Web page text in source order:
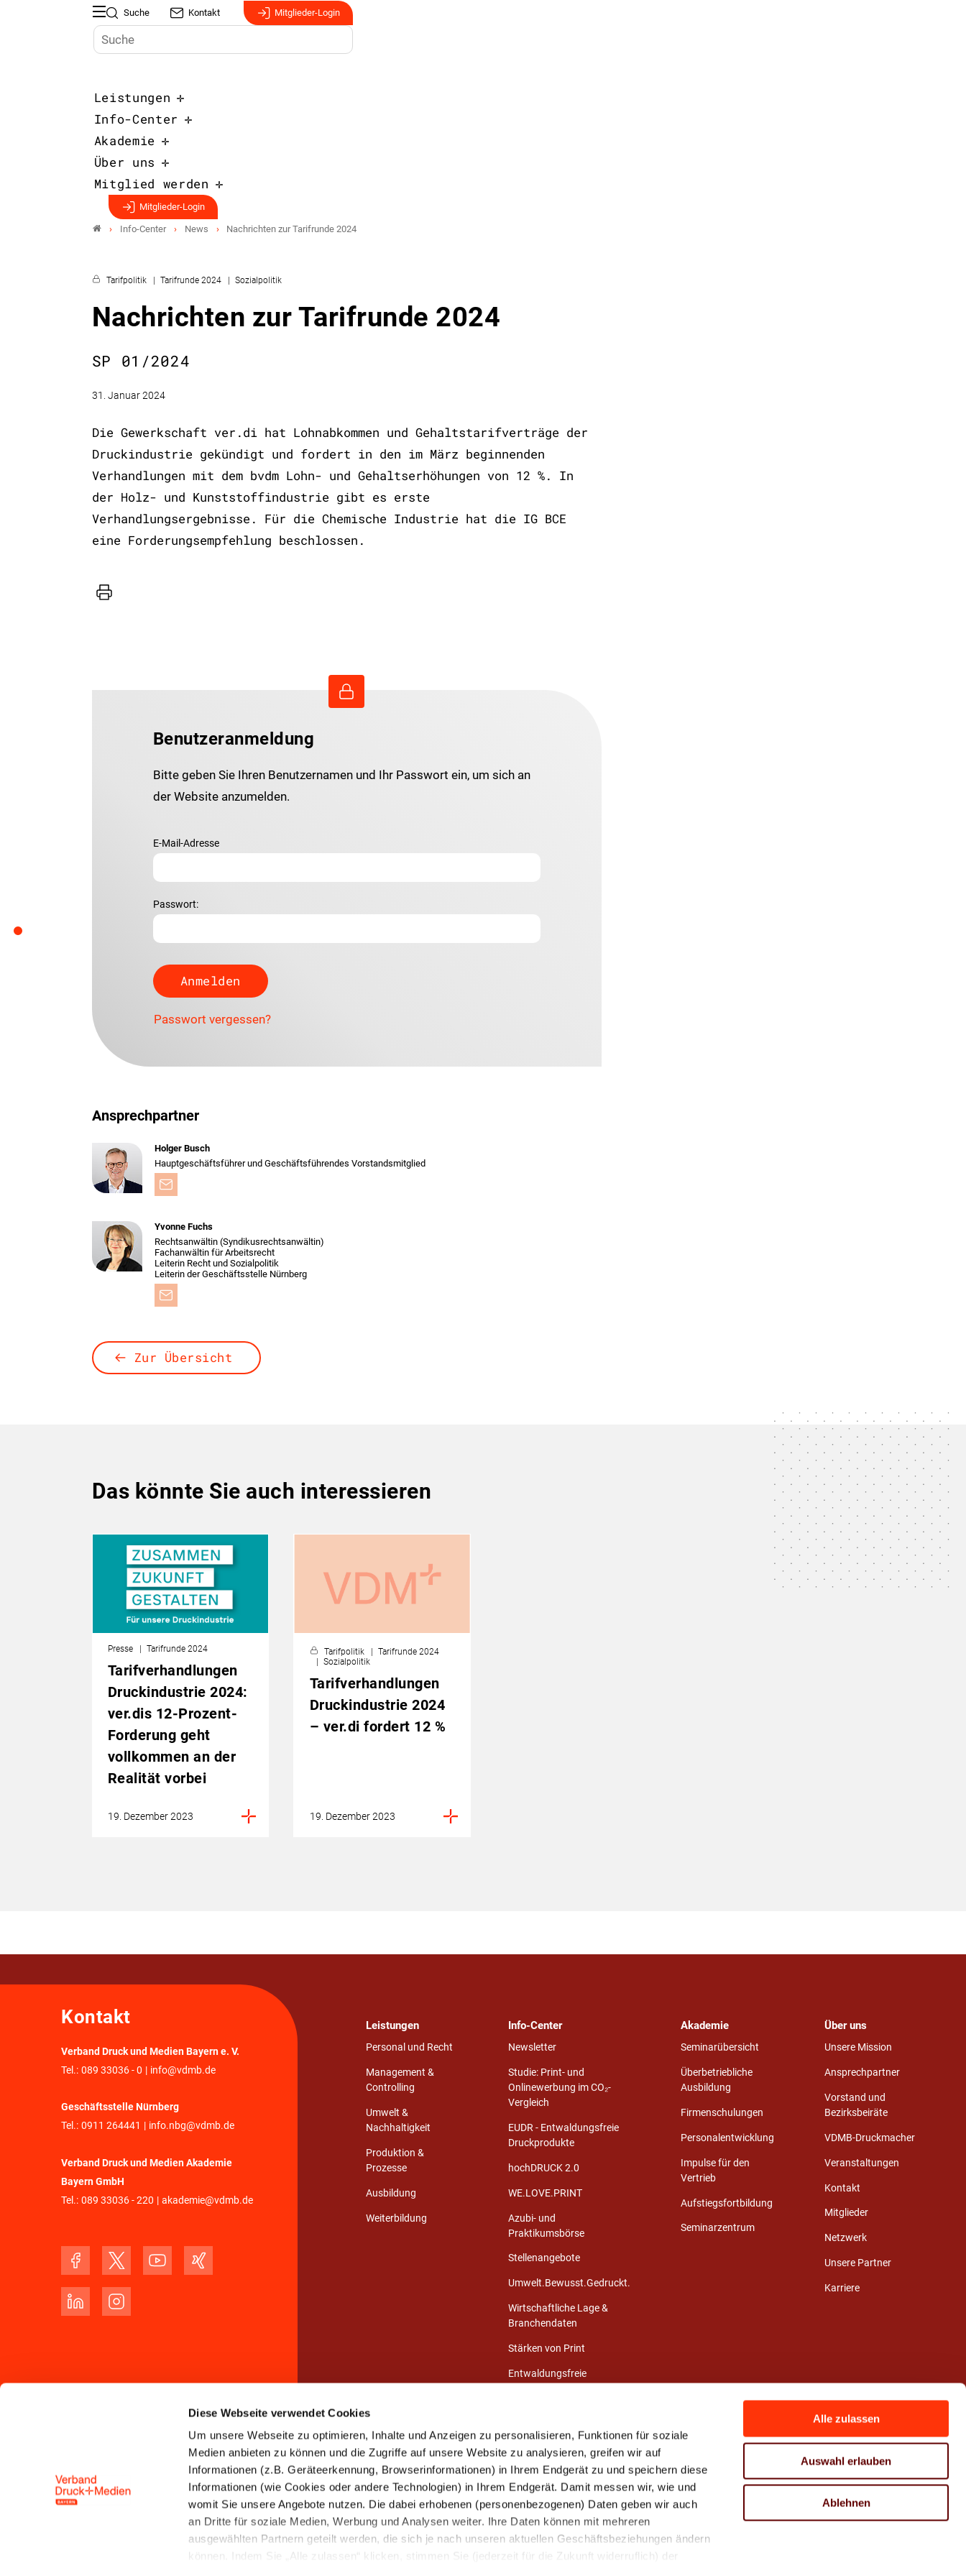
Diese Webseite verwendet Cookies
Um unsere Webseite zu optimieren, Inhalte und Anzeigen zu personalisieren, Funktionen für soziale
Medien anbieten zu können und die Zugriffe auf unsere Website zu analysieren, greifen wir auf
Informationen (z.B. Geräteerkennung, Browserinformationen) in Ihrem Endgerät zu und speichern diese
Informationen (wie Cookies oder andere Technologien) in Ihrem Endgerät. Damit messen wir, wie und
womit Sie unsere Angebote nutzen. Die dabei erhobenen (personenbezogenen) Daten geben wir auch
an Dritte für soziale Medien, Werbung und Analysen weiter. Ihre Daten können mit mehreren
ausgewählten Partnern geteilt werden, die sich je nach unseren aktuellen Geschäftsbeziehungen ändern
können. Indem Sie „Alle zulassen“ klicken, stimmen Sie (jederzeit für die Zukunft widerruflich) der
Alle zulassen
Auswahl erlauben
Ablehnen
Suche Kontakt Mitglieder-Login
Leistungen
Info-Center
Akademie
Über uns
Mitglied werden
Mitglieder-Login
Info-Center News Nachrichten zur Tarifrunde 2024
Tarifpolitik Tarifrunde 2024 Sozialpolitik
Nachrichten zur Tarifrunde 2024
SP 01/2024
31. Januar 2024
Die Gewerkschaft ver.di hat Lohnabkommen und Gehaltstarifverträge der
Druckindustrie gekündigt und fordert in den im März beginnenden
Verhandlungen mit dem bvdm Lohn- und Gehaltserhöhungen von 12 %. In
der Holz- und Kunststoffindustrie gibt es erste
Verhandlungsergebnisse. Für die Chemische Industrie hat die IG BCE
eine Forderungsempfehlung beschlossen.
Drucker
Benutzeranmeldung
Bitte geben Sie Ihren Benutzernamen und Ihr Passwort ein, um sich an
der Website anzumelden.
E-Mail-Adresse
Passwort:
Passwort vergessen?
Ansprechpartner
Holger Busch
Hauptgeschäftsführer und Geschäftsführendes Vorstandsmitglied
Yvonne Fuchs
Rechtsanwältin (Syndikusrechtsanwältin)
Fachanwältin für Arbeitsrecht
Leiterin Recht und Sozialpolitik
Leiterin der Geschäftsstelle Nürnberg
Zur Übersicht
Das könnte Sie auch interessieren
Presse Tarifrunde 2024
Tarifverhandlungen
Druckindustrie 2024:
ver.dis 12-Prozent-
Forderung geht
vollkommen an der
Realität vorbei
19. Dezember 2023
Tarifpolitik
Tarifrunde 2024
Sozialpolitik
Tarifverhandlungen
Druckindustrie 2024
– ver.di fordert 12 %
19. Dezember 2023
Kontakt
Verband Druck und Medien Bayern e. V.
Tel.: 089 33036 - 0 | info@vdmb.de
Geschäftsstelle Nürnberg
Tel.: 0911 264441 | info.nbg@vdmb.de
Verband Druck und Medien Akademie
Bayern GmbH
Tel.: 089 33036 - 220 | akademie@vdmb.de
Leistungen
Personal und Recht
Management &
Controlling
Umwelt &
Nachhaltigkeit
Produktion &
Prozesse
Ausbildung
Weiterbildung
Info-Center
Newsletter
Studie: Print- und
Onlinewerbung im CO₂-
Vergleich
EUDR - Entwaldungsfreie
Druckprodukte
hochDRUCK 2.0
WE.LOVE.PRINT
Azubi- und
Praktikumsbörse
Stellenangebote
Umwelt.Bewusst.Gedruckt.
Wirtschaftliche Lage &
Branchendaten
Stärken von Print
Entwaldungsfreie
Publikationen
Akademie
Seminarübersicht
Überbetriebliche
Ausbildung
Firmenschulungen
Personalentwicklung
Impulse für den
Vertrieb
Aufstiegsfortbildung
Seminarzentrum
Über uns
Unsere Mission
Ansprechpartner
Vorstand und
Bezirksbeiräte
VDMB-Druckmacher
Veranstaltungen
Kontakt
Mitglieder
Netzwerk
Unsere Partner
Karriere
Mitglied werden
Unsere Mitglieder
Ihre Mitgliedervorteile